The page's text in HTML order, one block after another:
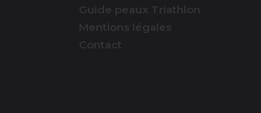
Guide peaux Triathlon
Mentions légales
Contact